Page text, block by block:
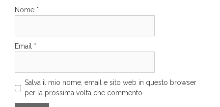
Nome *
Email *
Salva il mio nome, email e sito web in questo browser
per la prossima volta che commento.